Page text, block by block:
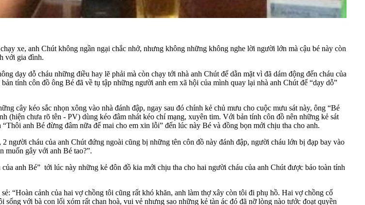
xe, anh Chút không ngần ngại chắc nhở, nhưng không những không nghe lời người lớn mà cậu bé này còn
với gia đình.
dạy dỗ cháu những điều hay lẽ phải mà còn chạy tới nhà anh Chút để dằn mặt vì đã dám động đến cháu của
tính côn đồ ông Bé đã về tụ tập những người anh em xã hội của mình quay lại nhà anh Chút để “dạy dỗ”
cây kéo sắc nhọn xông vào nhà đánh đập, ngay sau đó chính kẻ chủ mưu cho cuộc mưu sát này, ông “Bé
(hiện chưa rõ tên - PV) dùng kéo đâm nhát kéo chí mạng, xuyên tim. Với bản tính côn đồ nên những kẻ sát
anh Bé đừng đâm nữa để mai cho em xin lỗi” đến lúc này Bé và đồng bọn mới chịu tha cho anh.
người cháu của anh Chút đứng ngoài cũng bị những tên côn đồ này đánh đập, người cháu lớn bị đạp bay vào
muốn gây với anh Bé tao?”.
anh Bé” tới lúc này những kẻ đôn đồ kia mới chịu tha cho hai người cháu của anh Chút được bảo toàn tính
“Hoàn cảnh của hai vợ chồng tôi cũng rất khó khăn, anh làm thợ xây còn tôi đi phụ hồ. Hai vợ chồng cố
với bà con lối xóm rất chan hoà, vui vẻ nhưng sao những kẻ tàn ác đó đã nỡ lòng nào tước đoạt quyền